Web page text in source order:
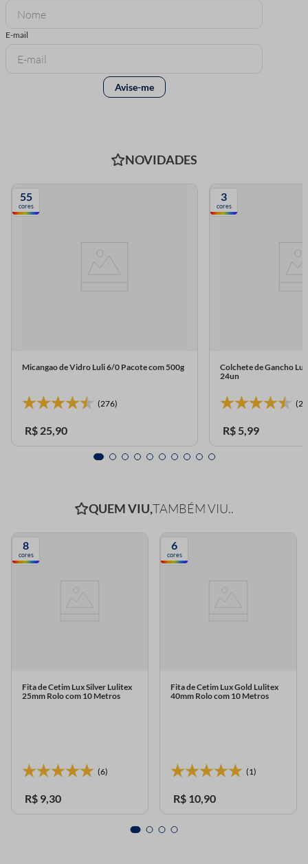
NOVIDADES
55
cores
Micangao de Vidro Luli 6/0 Pacote com 500g
(276)
R$ 25,90
3
cores
Colchete de Gancho
24un
R$ 5,99
QUEM VIU,TAMBÉM VIU..
8
cores
Fita de Cetim Lux Silver Lulitex
25mm Rolo com 10 Metros
(6)
R$ 9,30
6
cores
Fita de Cetim Lux Gold Lulitex
40mm Rolo com 10 Metros
(1)
R$ 10,90